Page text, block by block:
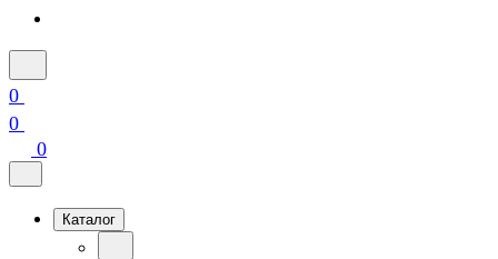
0
0
0
Каталог